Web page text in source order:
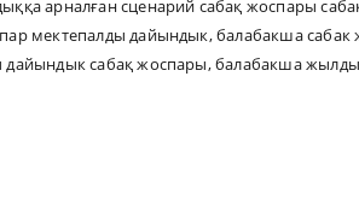
арналған сценарий сабақ жоспары
мектепалды дайындык,балабакша сабак
дайындык сабақ жоспары,балабакша